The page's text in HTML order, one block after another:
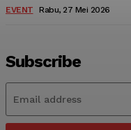
EVENT Rabu, 27 Mei 2026
Subscribe